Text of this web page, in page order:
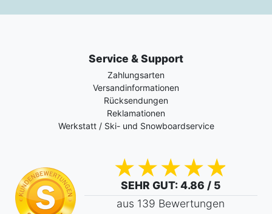
Service & Support
Zahlungsarten
Versandinformationen
Rücksendungen
Reklamationen
Werkstatt / Ski- und Snowboardservice
SEHR GUT: 4.86 / 5
aus 139 Bewertungen